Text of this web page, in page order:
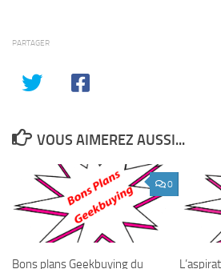
PARTAGER
VOUS AIMEREZ AUSSI...
0
Bons plans Geekbuying du